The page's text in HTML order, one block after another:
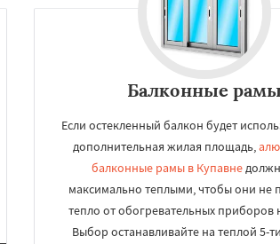
Балконные рамы
Если остекленный балкон будет
дополнительная жилая площадь,
балконные рамы в Купавне
максимально теплыми, чтобы они не
тепло от обогревательных приборов
Выбор останавливайте на теплой 5-